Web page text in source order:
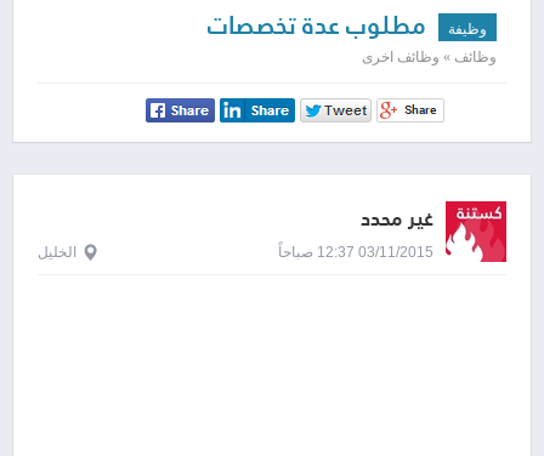
وظيفة مطلوب عدة تخصصات
وظائف » وظائف اخرى
غير محدد
03/11/2015 12:37 صباحاً الخليل